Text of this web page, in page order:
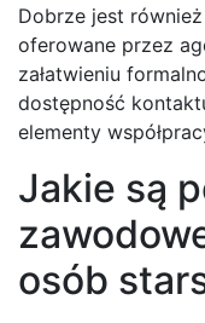
Dobrze jest
oferowane przez
załatwieniu
dostępność
elementy
Jakie są
osób